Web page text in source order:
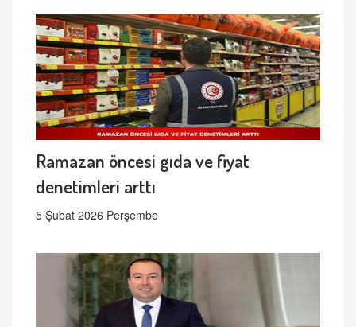
Ramazan öncesi gıda ve fiyat
denetimleri arttı
5 Şubat 2026 Perşembe